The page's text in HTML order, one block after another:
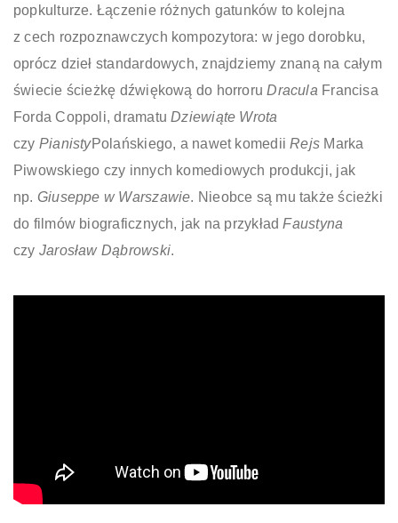
popkulturze. Łączenie różnych gatunków to kolejna
z cech rozpoznawczych kompozytora: w jego dorobku,
oprócz dzieł standardowych, znajdziemy znaną na całym
świecie ścieżkę dźwiękową do horroruDracula Francisa
Forda Coppoli, dramatuDziewiąte Wrota
czy PianistyPolańskiego, a nawet komediiRejs Marka
Piwowskiego czy innych komediowych produkcji, jak
np. Giuseppe w Warszawie. Nieobce są mu także ścieżki
do filmów biograficznych, jak na przykładFaustyna
czy Jarosław Dąbrowski.